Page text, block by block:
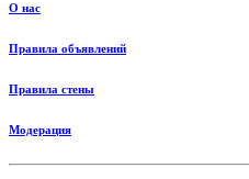
О нас
Правила объявлений
Правила стены
Модерация